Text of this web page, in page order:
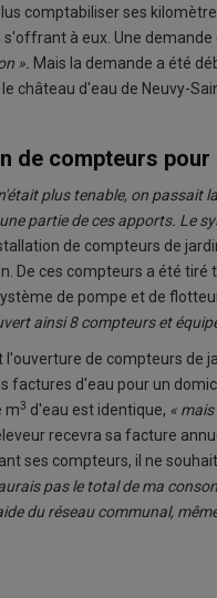
comptabiliser ses
s'offrant à eux. Une
». Mais la demande a été
château d'eau de Neuvy-
de compteurs
plus tenable, on passait
partie de ces apports. Le
de compteurs de
De ces compteurs a été
de pompe et de
ainsi 8 compteurs et
l'ouverture de compteurs de
factures d'eau pour un
m3 d'eau est identique, «
recevra sa facture
ses compteurs, il ne
pas le total de ma
du réseau communal,